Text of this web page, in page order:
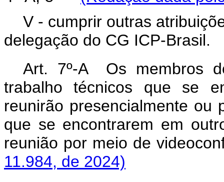
V - cumprir outras
delegação do CG ICP-Brasil.
Art. 7º-A Os membros
trabalho técnicos que se
reunirão presencialmente ou
que se encontrarem em
reunião por meio de
11.984, de 2024)